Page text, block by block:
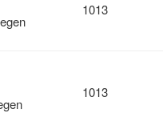
1013
1013